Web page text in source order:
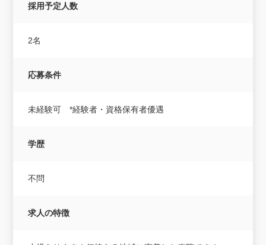
採用予定人数
2名
応募条件
未経験可 *経験者・資格保有者優遇
学歴
不問
求人の特徴